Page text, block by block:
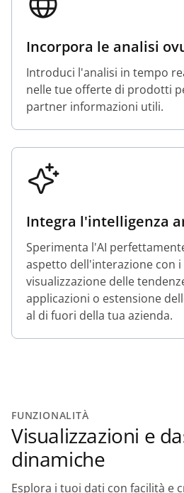
Incorpora le analisi
Introduci l'analisi in tempo
nelle tue offerte di prodotti
partner informazioni utili.
Integra l'intelligenza
Sperimenta l'AI
aspetto dell'interazione con
visualizzazione delle
applicazioni o estensione
al di fuori della tua azienda.
FUNZIONALITÀ
Visualizzazioni e
dinamiche
Esplora i tuoi dati con facilità e